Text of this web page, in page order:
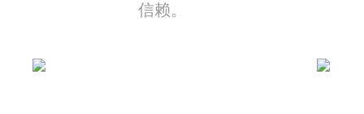
信赖。